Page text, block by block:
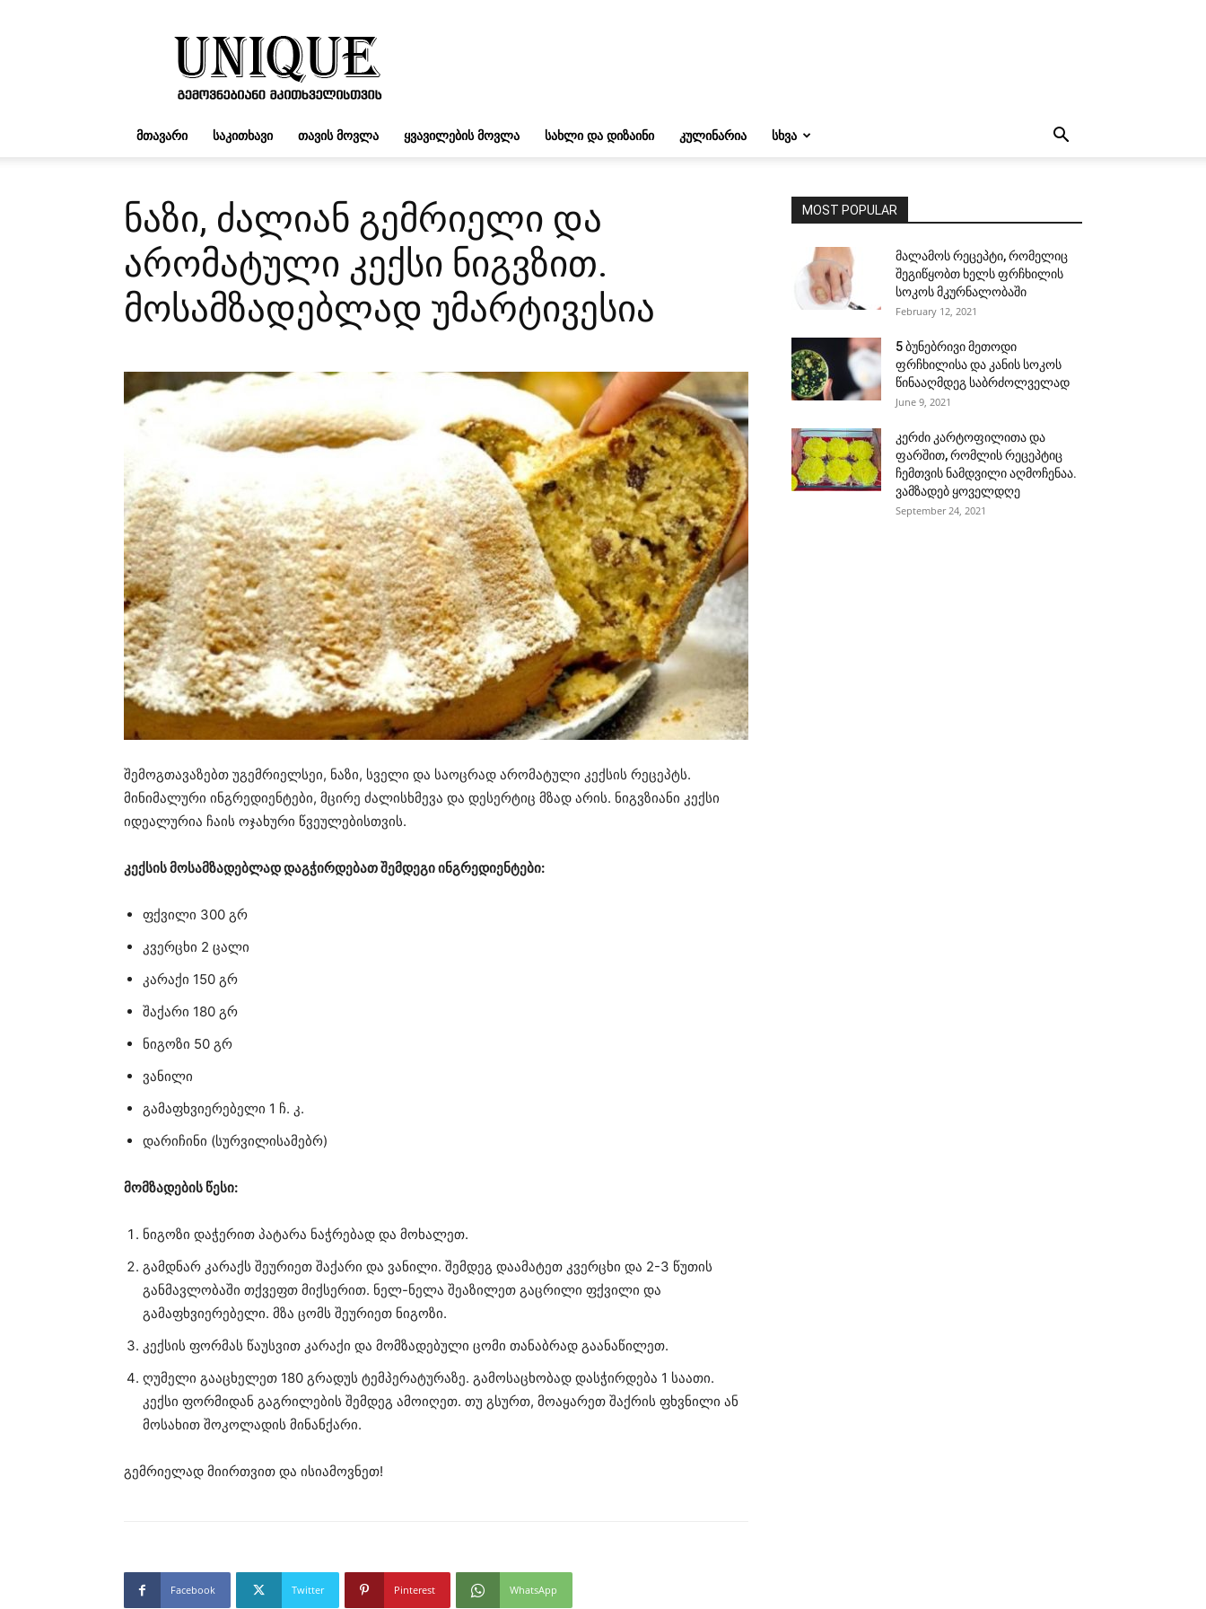
UNIQUE.GE
ᲛᲗᲐᲕᲐᲠᲘ ᲡᲐᲙᲘᲗᲮᲐᲕᲘ ᲗᲐᲕᲘᲡ ᲛᲝᲕᲚᲐ ᲧᲕᲐᲕᲘᲚᲔᲑᲘᲡ ᲛᲝᲕᲚᲐ ᲡᲐᲮᲚᲘ ᲓᲐ ᲓᲘᲖᲐᲘᲜᲘ ᲙᲣᲚᲘᲜᲐᲠᲘᲐ ᲡᲮᲕᲐ
ნაზი, ძალიან გემრიელი და
არომატული კექსი ნიგვზით.
მოსამზადებლად უმარტივესია
შემოგთავაზებთ უგემრიელსეი, ნაზი, სველი და საოცრად არომატული კექსის რეცეპტს.
მინიმალური ინგრედიენტები, მცირე ძალისხმევა და დესერტიც მზად არის. ნიგვზიანი კექსი
იდეალურია ჩაის ოჯახური წვეულებისთვის.
კექსის მოსამზადებლად დაგჭირდებათ შემდეგი ინგრედიენტები:
ფქვილი 300 გრ
კვერცხი 2 ცალი
კარაქი 150 გრ
შაქარი 180 გრ
ნიგოზი 50 გრ
ვანილი
გამაფხვიერებელი 1 ჩ. კ.
დარიჩინი (სურვილისამებრ)
მომზადების წესი:
ნიგოზი დაჭერით პატარა ნაჭრებად და მოხალეთ.
გამდნარ კარაქს შეურიეთ შაქარი და ვანილი. შემდეგ დაამატეთ კვერცხი და 2-3 წუთის
განმავლობაში თქვეფთ მიქსერით. ნელ-ნელა შეაზილეთ გაცრილი ფქვილი და
გამაფხვიერებელი. მზა ცომს შეურიეთ ნიგოზი.
კექსის ფორმას წაუსვით კარაქი და მომზადებული ცომი თანაბრად გაანაწილეთ.
ღუმელი გააცხელეთ 180 გრადუს ტემპერატურაზე. გამოსაცხობად დასჭირდება 1 საათი.
კექსი ფორმიდან გაგრილების შემდეგ ამოიღეთ. თუ გსურთ, მოაყარეთ შაქრის ფხვნილი ან
მოსახით შოკოლადის მინანქარი.
გემრიელად მიირთვით და ისიამოვნეთ!
Facebook Twitter Pinterest WhatsApp
MOST POPULAR
მალამოს რეცეპტი, რომელიც
შეგიწყობთ ხელს ფრჩხილის
სოკოს მკურნალობაში
February 12, 2021
5 ბუნებრივი მეთოდი
ფრჩხილისა და კანის სოკოს
წინააღმდეგ საბრძოლველად
June 9, 2021
კერძი კარტოფილითა და
ფარშით, რომლის რეცეპტიც
ჩემთვის ნამდვილი აღმოჩენაა.
ვამზადებ ყოველდღე
September 24, 2021